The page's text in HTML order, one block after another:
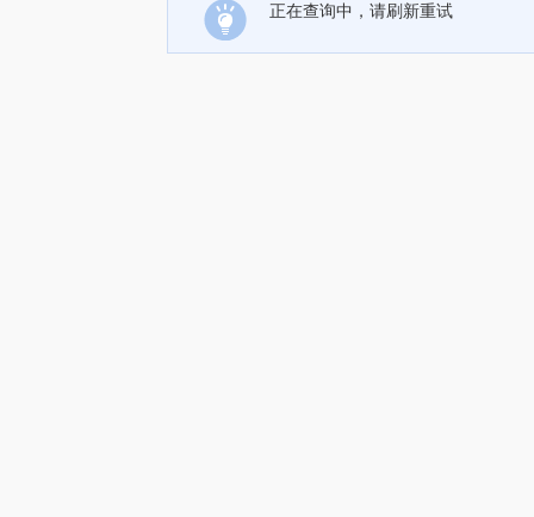
正在查询中，请刷新重试